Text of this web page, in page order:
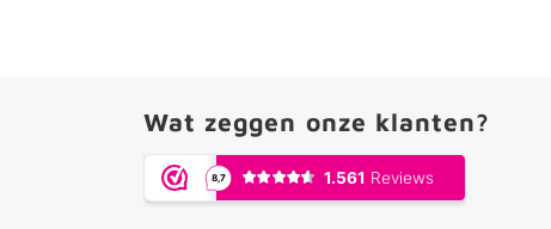
Wat zeggen onze klanten?